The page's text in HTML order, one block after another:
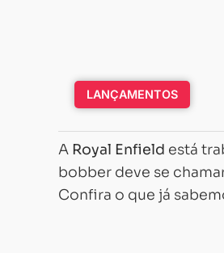
LANÇAMENTOS
A Royal Enfield está
bobber deve se
Confira o que já